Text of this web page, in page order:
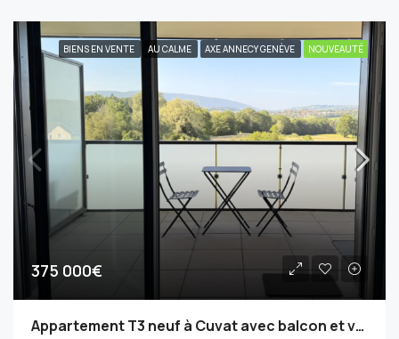
BIENS EN VENTE AU CALME AXE ANNECY GENÈVE NOUVEAUTÉ
375 000€
Appartement T3 neuf à Cuvat avec balcon et vue campagne